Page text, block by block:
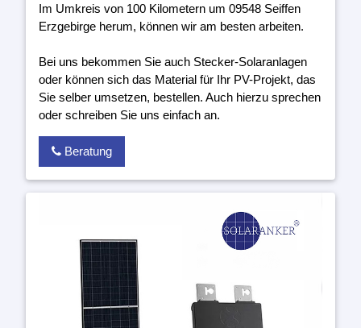
Im Umkreis von 100 Kilometern um 09548 Seiffen
Erzgebirge herum, können wir am besten arbeiten.
Bei uns bekommen Sie auch Stecker-Solaranlagen
oder können sich das Material für Ihr PV-Projekt, das
Sie selber umsetzen, bestellen. Auch hierzu sprechen
oder schreiben Sie uns einfach an.
Beratung